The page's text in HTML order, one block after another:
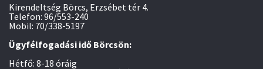
Kirendeltség Börcs, Erzsébet tér 4.
Telefon: 96/553-240
Mobil: 70/338-5197
Ügyfélfogadási idő Börcsön:
Hétfő: 8-18 óráig